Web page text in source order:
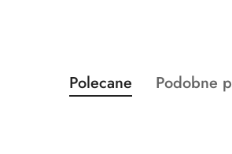
Pomiń karuzelę produktów
Produkty
o
Polecane
Produkty
Podobne